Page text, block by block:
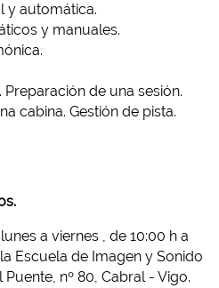
y automática.
y manuales.
de una sesión.
cabina. Gestión de pista.
a viernes , de 10:00 h a
Escuela de Imagen y Sonido
nº 80, Cabral - Vigo.